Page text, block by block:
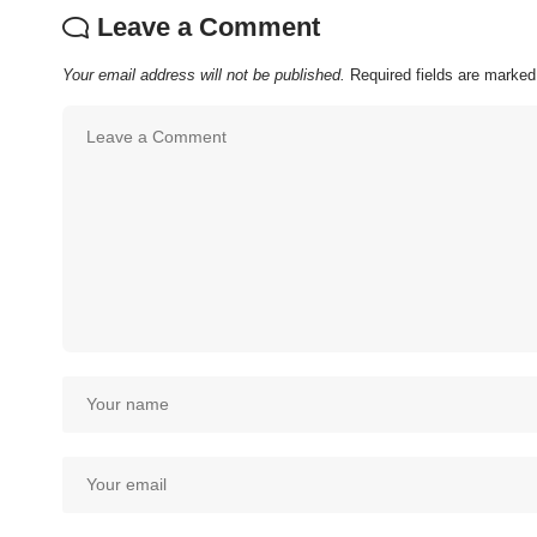
Leave a Comment
Your email address will not be published. Required fields are